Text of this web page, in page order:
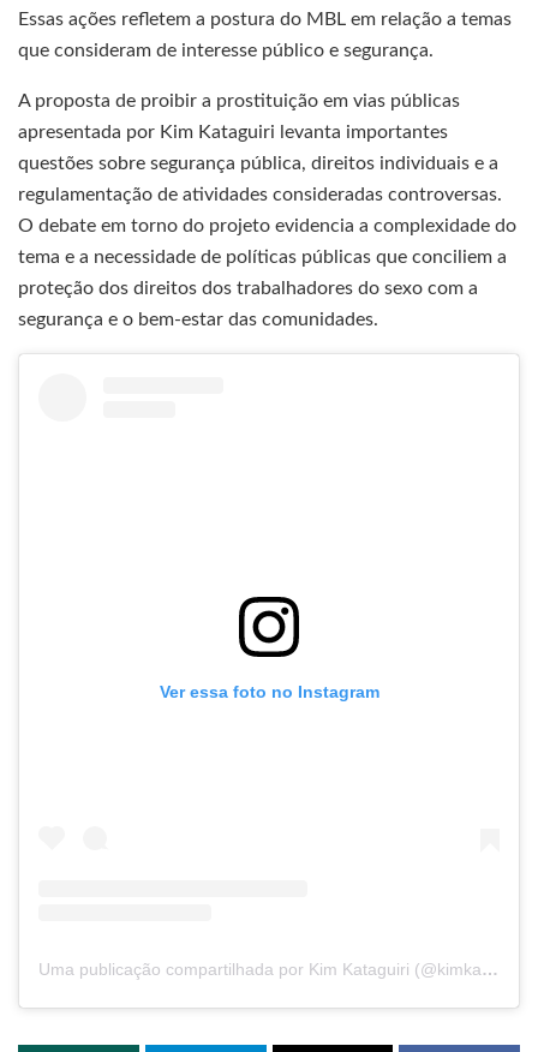
Essas ações refletem a postura do MBL em relação a temas
que consideram de interesse público e segurança.
A proposta de proibir a prostituição em vias públicas
apresentada por Kim Kataguiri levanta importantes
questões sobre segurança pública, direitos individuais e a
regulamentação de atividades consideradas controversas.
O debate em torno do projeto evidencia a complexidade do
tema e a necessidade de políticas públicas que conciliem a
proteção dos direitos dos trabalhadores do sexo com a
segurança e o bem-estar das comunidades.
Ver essa foto no Instagram
Uma publicação compartilhada por Kim Kataguiri (@kimkataguiri)